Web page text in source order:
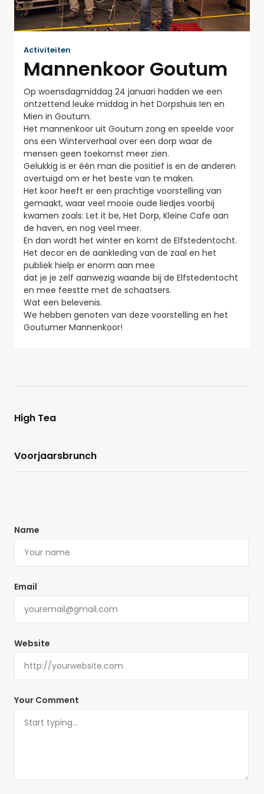
Activiteiten
Mannenkoor Goutum
Op woensdagmiddag 24 januari hadden we een
ontzettend leuke middag in het Dorpshuis Ien en
Mien in Goutum.
Het mannenkoor uit Goutum zong en speelde voor
ons een Winterverhaal over een dorp waar de
mensen geen toekomst meer zien.
Gelukkig is er één man die positief is en de anderen
overtuigd om er het beste van te maken.
Het koor heeft er een prachtige voorstelling van
gemaakt, waar veel mooie oude liedjes voorbij
kwamen zoals: Let it be, Het Dorp, Kleine Cafe aan
de haven, en nog veel meer.
En dan wordt het winter en komt de Elfstedentocht.
Het decor en de aankleding van de zaal en het
publiek hielp er enorm aan mee
dat je je zelf aanwezig waande bij de Elfstedentocht
en mee feestte met de schaatsers.
Wat een belevenis.
We hebben genoten van deze voorstelling en het
Goutumer Mannenkoor!
High Tea
Voorjaarsbrunch
Your Comment
Name
Email
Website